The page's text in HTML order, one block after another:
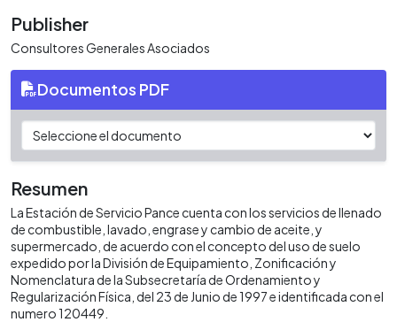
Publisher
Consultores Generales Asociados
Documentos PDF
Resumen
La Estación de Servicio Pance cuenta con los servicios de llenado
de combustible, lavado, engrase y cambio de aceite, y
supermercado, de acuerdo con el concepto del uso de suelo
expedido por la División de Equipamiento, Zonificación y
Nomenclatura de la Subsecretaría de Ordenamiento y
Regularización Física, del 23 de Junio de 1997 e identificada con el
numero 120449.